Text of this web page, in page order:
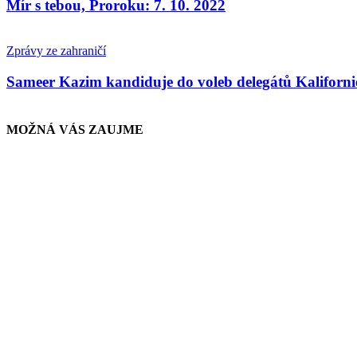
Mír s tebou, Proroku: 7. 10. 2022
Zprávy ze zahraničí
Sameer Kazim kandiduje do voleb delegátů
MOŽNÁ VÁS ZAUJME